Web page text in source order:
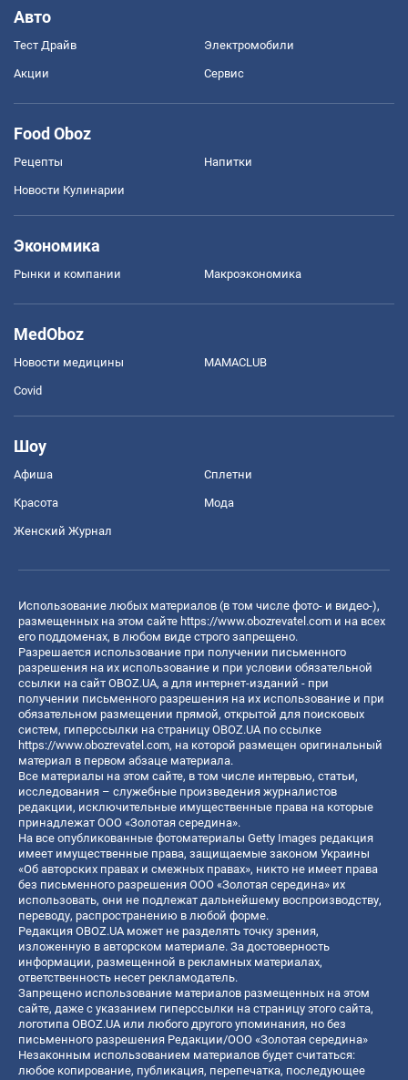
Авто
Тест Драйв Электромобили
Акции Сервис
Food Oboz
Рецепты Напитки
Новости Кулинарии
Экономика
Рынки и компании Mакроэкономика
MedOboz
Новости медицины MAMACLUB
Covid
Шоу
Афиша Сплетни
Красота Мода
Женский Журнал
Использование любых материалов (в том числе фото- и видео-),
размещенных на этом сайте https://www.obozrevatel.com и на всех
его поддоменах, в любом виде строго запрещено.
Разрешается использование при получении письменного
разрешения на их использование и при условии обязательной
ссылки на сайт OBOZ.UA, а для интернет-изданий - при
получении письменного разрешения на их использование и при
обязательном размещении прямой, открытой для поисковых
систем, гиперссылки на страницу OBOZ.UA по ссылке
https://www.obozrevatel.com, на которой размещен оригинальный
материал в первом абзаце материала.
Все материалы на этом сайте, в том числе интервью, статьи,
исследования – служебные произведения журналистов
редакции, исключительные имущественные права на которые
принадлежат ООО «Золотая середина».
На все опубликованные фотоматериалы Getty Images редакция
имеет имущественные права, защищаемые законом Украины
«Об авторских правах и смежных правах», никто не имеет права
без письменного разрешения ООО «Золотая середина» их
использовать, они не подлежат дальнейшему воспроизводству,
переводу, распространению в любой форме.
Редакция OBOZ.UA может не разделять точку зрения,
изложенную в авторском материале. За достоверность
информации, размещенной в рекламных материалах,
ответственность несет рекламодатель.
Запрещено использование материалов размещенных на этом
сайте, даже с указанием гиперссылки на страницу этого сайта,
логотипа OBOZ.UA или любого другого упоминания, но без
письменного разрешения Редакции/ООО «Золотая середина»
Незаконным использованием материалов будет считаться:
любое копирование, публикация, перепечатка, последующее